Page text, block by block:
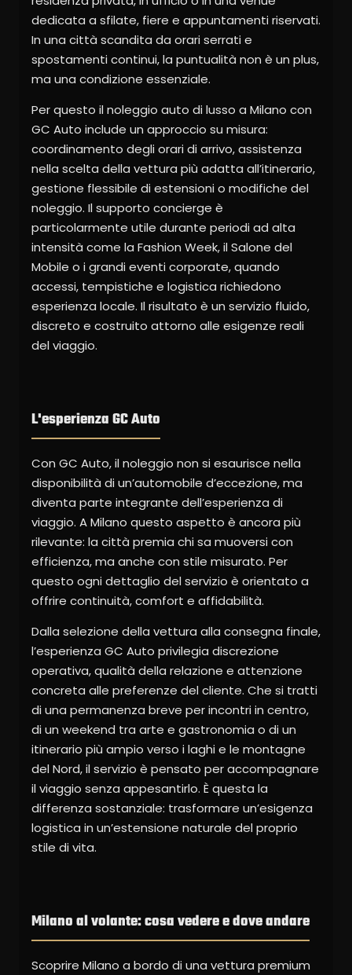
dedicata a sfilate, fiere e appuntamenti riservati.
In una città scandita da orari serrati e
spostamenti continui, la puntualità non è un plus,
ma una condizione essenziale.
Per questo il noleggio auto di lusso a Milano con
GC Auto include un approccio su misura:
coordinamento degli orari di arrivo, assistenza
nella scelta della vettura più adatta all’itinerario,
gestione flessibile di estensioni o modifiche del
noleggio. Il supporto concierge è
particolarmente utile durante periodi ad alta
intensità come la Fashion Week, il Salone del
Mobile o i grandi eventi corporate, quando
accessi, tempistiche e logistica richiedono
esperienza locale. Il risultato è un servizio fluido,
discreto e costruito attorno alle esigenze reali
del viaggio.
L'esperienza GC Auto
Con GC Auto, il noleggio non si esaurisce nella
disponibilità di un’automobile d’eccezione, ma
diventa parte integrante dell’esperienza di
viaggio. A Milano questo aspetto è ancora più
rilevante: la città premia chi sa muoversi con
efficienza, ma anche con stile misurato. Per
questo ogni dettaglio del servizio è orientato a
offrire continuità, comfort e affidabilità.
Dalla selezione della vettura alla consegna finale,
l’esperienza GC Auto privilegia discrezione
operativa, qualità della relazione e attenzione
concreta alle preferenze del cliente. Che si tratti
di una permanenza breve per incontri in centro,
di un weekend tra arte e gastronomia o di un
itinerario più ampio verso i laghi e le montagne
del Nord, il servizio è pensato per accompagnare
il viaggio senza appesantirlo. È questa la
differenza sostanziale: trasformare un’esigenza
logistica in un’estensione naturale del proprio
stile di vita.
Milano al volante: cosa vedere e dove andare
Scoprire Milano a bordo di una vettura premium